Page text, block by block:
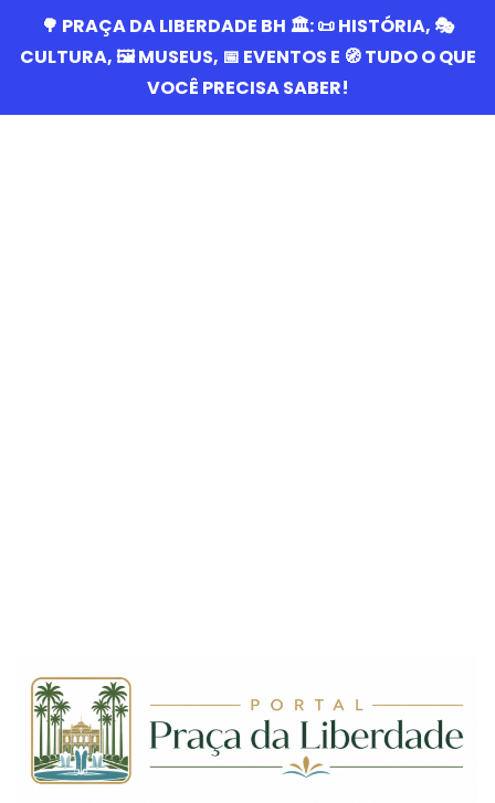
🌳 PRAÇA DA LIBERDADE BH 🏛️: 📜 HISTÓRIA, 🎭
CULTURA, 🖼️ MUSEUS, 📅 EVENTOS E 🧭 TUDO O QUE
VOCÊ PRECISA SABER!